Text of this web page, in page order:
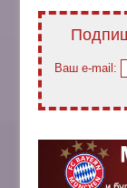
Ваш e-mail: